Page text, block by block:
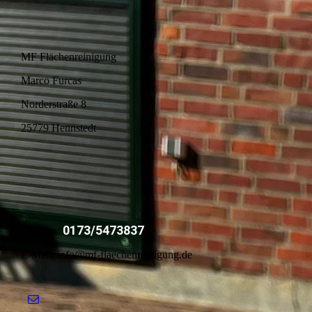
MF Flächenreinigung
Marco Furcas
Norderstraße 8
25779 Hennstedt
0173/5473837
E-Mail: info@mf-flaechenreinigung.de